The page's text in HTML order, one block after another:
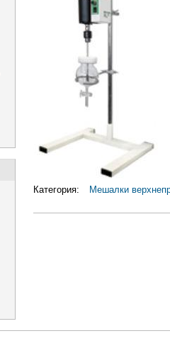
Категория: Мешалки